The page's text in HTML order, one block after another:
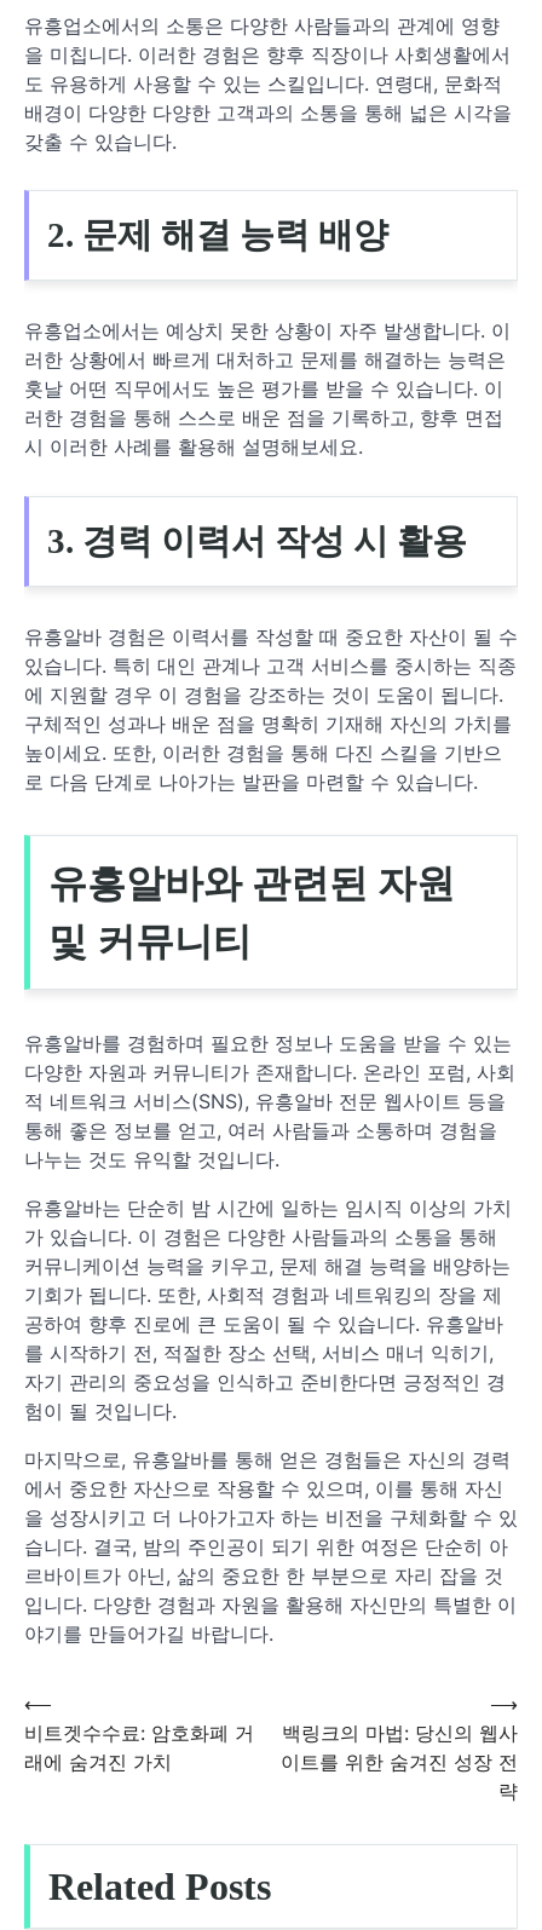
유흥업소에서의 소통은 다양한 사람들과의 관계에 영향
을 미칩니다. 이러한 경험은 향후 직장이나 사회생활에서
도 유용하게 사용할 수 있는 스킬입니다. 연령대, 문화적
배경이 다양한 다양한 고객과의 소통을 통해 넓은 시각을
갖출 수 있습니다.
2. 문제 해결 능력 배양
유흥업소에서는 예상치 못한 상황이 자주 발생합니다. 이
러한 상황에서 빠르게 대처하고 문제를 해결하는 능력은
훗날 어떤 직무에서도 높은 평가를 받을 수 있습니다. 이
러한 경험을 통해 스스로 배운 점을 기록하고, 향후 면접
시 이러한 사례를 활용해 설명해보세요.
3. 경력 이력서 작성 시 활용
유흥알바 경험은 이력서를 작성할 때 중요한 자산이 될 수
있습니다. 특히 대인 관계나 고객 서비스를 중시하는 직종
에 지원할 경우 이 경험을 강조하는 것이 도움이 됩니다.
구체적인 성과나 배운 점을 명확히 기재해 자신의 가치를
높이세요. 또한, 이러한 경험을 통해 다진 스킬을 기반으
로 다음 단계로 나아가는 발판을 마련할 수 있습니다.
유흥알바와 관련된 자원
및 커뮤니티
유흥알바를 경험하며 필요한 정보나 도움을 받을 수 있는
다양한 자원과 커뮤니티가 존재합니다. 온라인 포럼, 사회
적 네트워크 서비스(SNS), 유흥알바 전문 웹사이트 등을
통해 좋은 정보를 얻고, 여러 사람들과 소통하며 경험을
나누는 것도 유익할 것입니다.
유흥알바는 단순히 밤 시간에 일하는 임시직 이상의 가치
가 있습니다. 이 경험은 다양한 사람들과의 소통을 통해
커뮤니케이션 능력을 키우고, 문제 해결 능력을 배양하는
기회가 됩니다. 또한, 사회적 경험과 네트워킹의 장을 제
공하여 향후 진로에 큰 도움이 될 수 있습니다. 유흥알바
를 시작하기 전, 적절한 장소 선택, 서비스 매너 익히기,
자기 관리의 중요성을 인식하고 준비한다면 긍정적인 경
험이 될 것입니다.
마지막으로, 유흥알바를 통해 얻은 경험들은 자신의 경력
에서 중요한 자산으로 작용할 수 있으며, 이를 통해 자신
을 성장시키고 더 나아가고자 하는 비전을 구체화할 수 있
습니다. 결국, 밤의 주인공이 되기 위한 여정은 단순히 아
르바이트가 아닌, 삶의 중요한 한 부분으로 자리 잡을 것
입니다. 다양한 경험과 자원을 활용해 자신만의 특별한 이
야기를 만들어가길 바랍니다.
글
색
⟵
비트겟수수료: 암호화폐 거
래에 숨겨진 가치
백링크의 마법: 당신의 웹사
이트를 위한 숨겨진 성장 전
략
⟶
Related Posts